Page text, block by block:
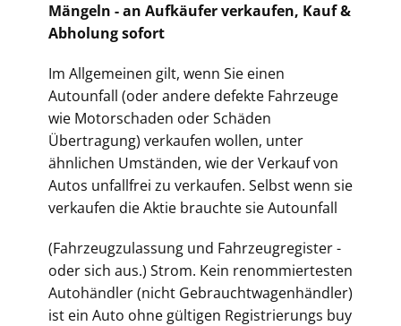
Mängeln - an Aufkäufer verkaufen, Kauf &
Abholung sofort
Im Allgemeinen gilt, wenn Sie einen
Autounfall (oder andere defekte Fahrzeuge
wie Motorschaden oder Schäden
Übertragung) verkaufen wollen, unter
ähnlichen Umständen, wie der Verkauf von
Autos unfallfrei zu verkaufen. Selbst wenn sie
verkaufen die Aktie brauchte sie Autounfall
(Fahrzeugzulassung und Fahrzeugregister -
oder sich aus.) Strom. Kein renommiertesten
Autohändler (nicht Gebrauchtwagenhändler)
ist ein Auto ohne gültigen Registrierungs buy